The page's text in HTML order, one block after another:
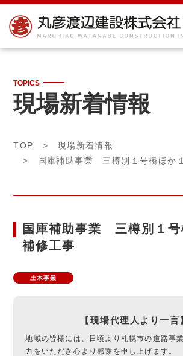
TOPICS
現場新着情報
TOP > 現場新着情報
> 国庫補助事業 三樽別１号橋ほか
国庫補助事業 三樽別１号
補修工事
土木事業
【現場代理人より一言
地域の皆様には、日頃より札幌市の道路事
力をいただき心より感謝を申し上げます。